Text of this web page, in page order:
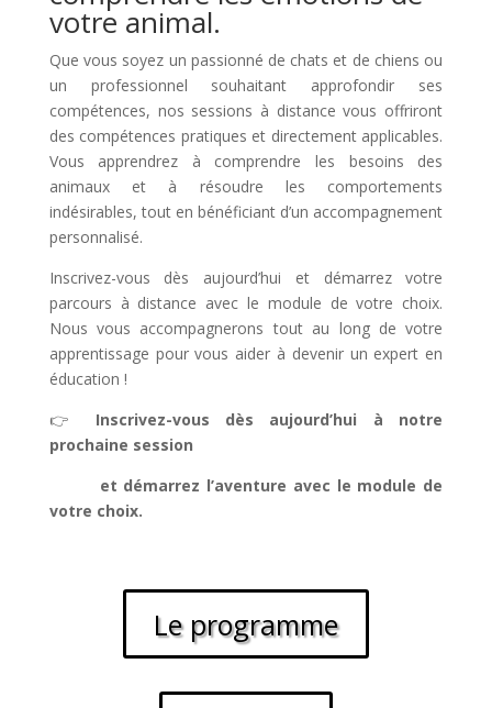
votre animal.
Que vous soyez un passionné de chats et de chiens ou
un professionnel souhaitant approfondir ses
compétences, nos sessions à distance vous offriront
des compétences pratiques et directement applicables.
Vous apprendrez à comprendre les besoins des
animaux et à résoudre les comportements
indésirables, tout en bénéficiant d’un accompagnement
personnalisé.
Inscrivez-vous dès aujourd’hui et démarrez votre
parcours à distance avec le module de votre choix.
Nous vous accompagnerons tout au long de votre
apprentissage pour vous aider à devenir un expert en
éducation !
👉 Inscrivez-vous dès aujourd’hui à notre
prochaine session
et démarrez l’aventure avec le module de
votre choix.
Le programme